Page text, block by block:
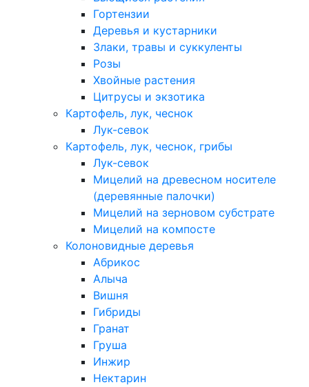
Гортензии
Деревья и кустарники
Злаки, травы и суккуленты
Розы
Хвойные растения
Цитрусы и экзотика
Картофель, лук, чеснок
Лук-севок
Картофель, лук, чеснок, грибы
Лук-севок
Мицелий на древесном носителе
(деревянные палочки)
Мицелий на зерновом субстрате
Мицелий на компосте
Колоновидные деревья
Абрикос
Алыча
Вишня
Гибриды
Гранат
Груша
Инжир
Нектарин